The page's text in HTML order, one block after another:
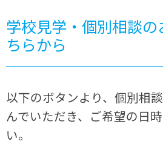
学校見学・個別相談の
ちらから
以下のボタンより、個別相
んでいただき、ご希望の日
い。